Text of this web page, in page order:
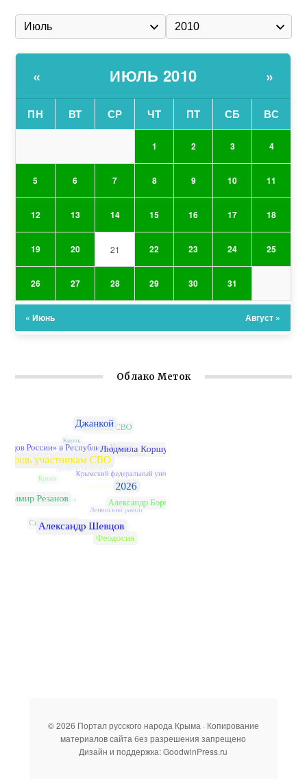
« ИЮЛЬ 2010 »
ПН ВТ СР ЧТ ПТ СБ ВС
1 2 3 4
5 6 7 8 9 10 11
12 13 14 15 16 17 18
19 20 21 22 23 24 25
26 27 28 29 30 31
« Июнь Август »
Облако Меток
© 2026 Портал русского народа Крыма · Копирование
материалов сайта без разрешения запрещено
Дизайн и поддержка: GoodwinPress.ru